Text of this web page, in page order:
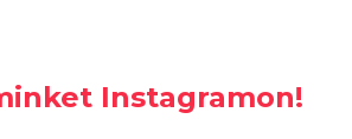
Instagramon!